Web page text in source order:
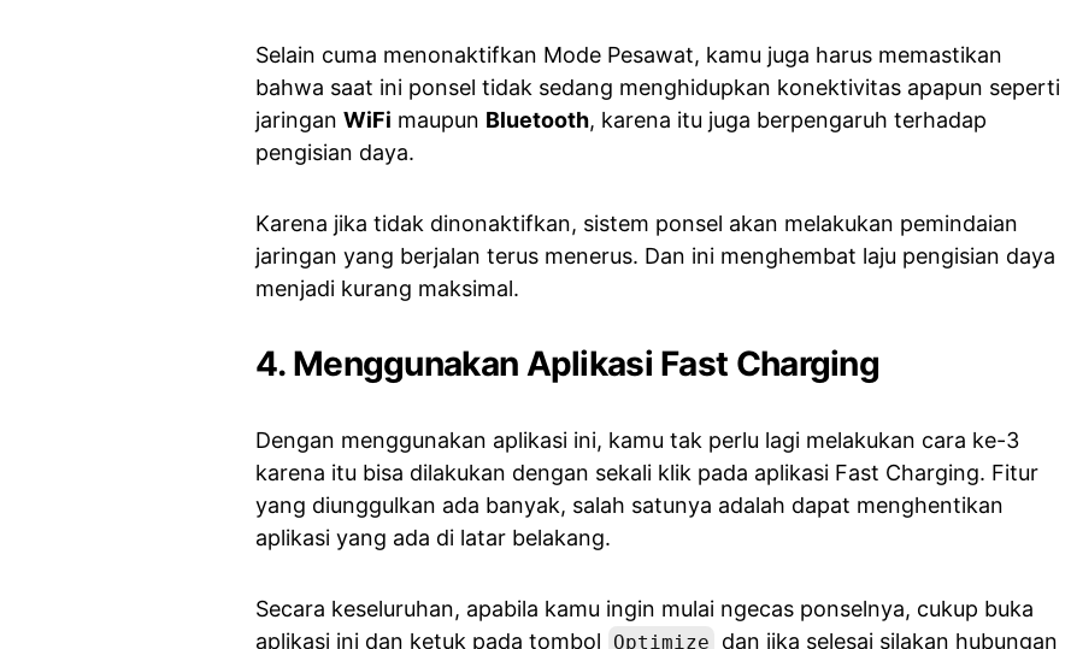
Selain cuma menonaktifkan Mode Pesawat, kamu juga harus memastikan
bahwa saat ini ponsel tidak sedang menghidupkan konektivitas apapun seperti
jaringan WiFi maupun Bluetooth, karena itu juga berpengaruh terhadap
pengisian daya.
Karena jika tidak dinonaktifkan, sistem ponsel akan melakukan pemindaian
jaringan yang berjalan terus menerus. Dan ini menghembat laju pengisian daya
menjadi kurang maksimal.
4. Menggunakan Aplikasi Fast Charging
Dengan menggunakan aplikasi ini, kamu tak perlu lagi melakukan cara ke-3
karena itu bisa dilakukan dengan sekali klik pada aplikasi Fast Charging. Fitur
yang diunggulkan ada banyak, salah satunya adalah dapat menghentikan
aplikasi yang ada di latar belakang.
Secara keseluruhan, apabila kamu ingin mulai ngecas ponselnya, cukup buka
aplikasi ini dan ketuk pada tombol
Optimize
dan jika selesai silakan hubungan